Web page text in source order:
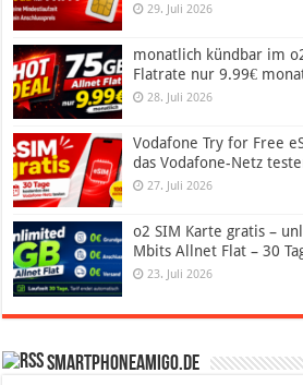
29. Juli 2026
monatlich kündbar im
Flatrate nur 9.99€
28. Juli 2026
Vodafone Try for Free
das Vodafone-Netz
27. Juli 2026
o2 SIM Karte gratis –
Mbits Allnet Flat – 30
23. Juli 2026
SmartphoneAmigo.de